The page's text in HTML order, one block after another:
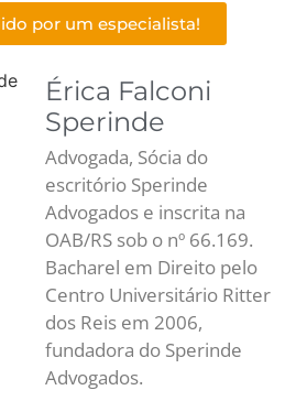
por um especialista!
Érica Falconi
Sperinde
Advogada, Sócia do
escritório Sperinde
Advogados e inscrita na
OAB/RS sob o nº 66.169.
Bacharel em Direito pelo
Centro Universitário Ritter
dos Reis em 2006,
fundadora do Sperinde
Advogados.